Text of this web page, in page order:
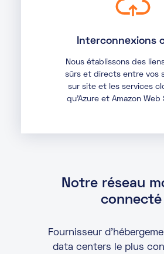
Interconnexions
Nous établissons des
sûrs et directs entre vos
sur site et les services
qu’Azure et Amazon Web
Notre réseau
connecté
Fournisseur
data centers le plus